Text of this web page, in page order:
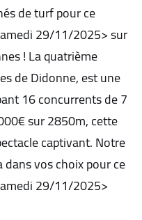
de turf pour ce
29/11/2025> sur
! La quatrième
de Didonne, est une
16 concurrents de 7
sur 2850m, cette
captivant. Notre
vos choix pour ce
29/11/2025>